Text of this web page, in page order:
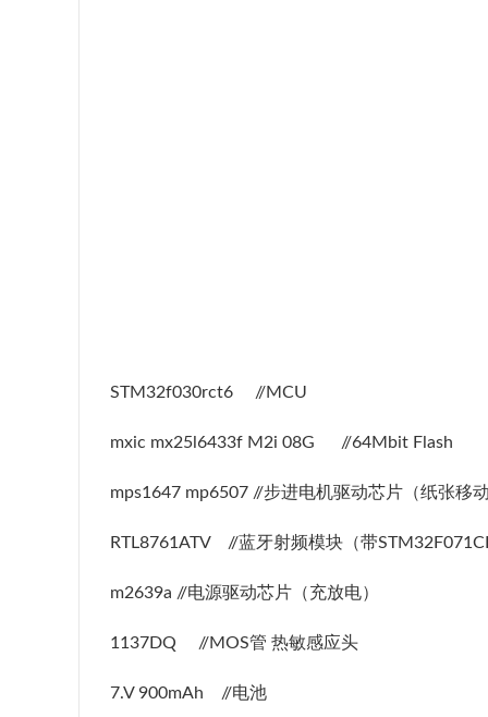
STM32f030rct6 //MCU
mxic mx25l6433f M2i 08G //64Mbit Flash
mps1647 mp6507 //步进电机驱动芯片（纸张移
RTL8761ATV //蓝牙射频模块（带
m2639a //电源驱动芯片（充放电）
1137DQ //MOS管 热敏感应头
7.V 900mAh //电池